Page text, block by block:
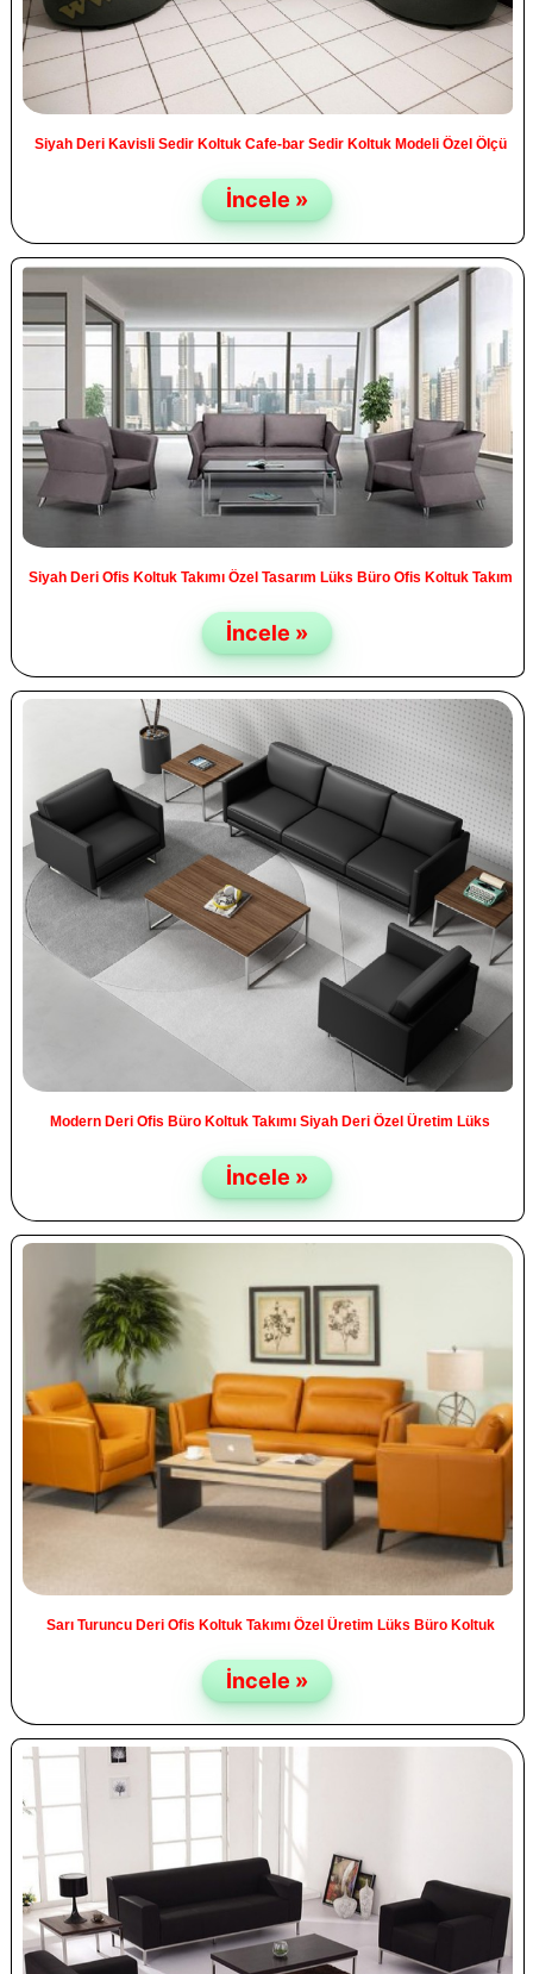
Siyah Deri Kavisli Sedir Koltuk Cafe-bar Sedir Koltuk Modeli Özel Ölçü
İncele »
Siyah Deri Ofis Koltuk Takımı Özel Tasarım Lüks Büro Ofis Koltuk Takım
İncele »
Modern Deri Ofis Büro Koltuk Takımı Siyah Deri Özel Üretim Lüks
İncele »
Sarı Turuncu Deri Ofis Koltuk Takımı Özel Üretim Lüks Büro Koltuk
İncele »